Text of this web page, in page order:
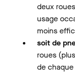
deux
usage
moins
soit de
roues
de